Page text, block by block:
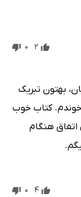
2
0
بهتون تبریک
یکباره متوجه شدم تا صفحه ۳۱ را خوندم. کتاب خوب
اتفاق هنگام
4
0